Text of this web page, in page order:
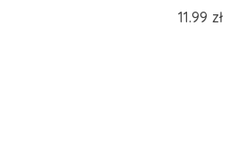
11.99 zł